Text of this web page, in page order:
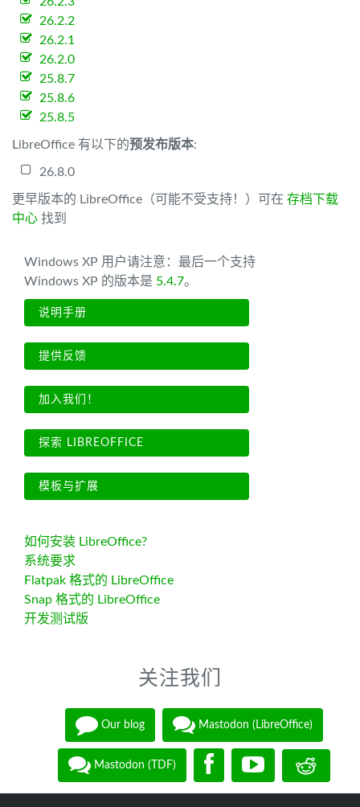
26.2.2
26.2.1
26.2.0
25.8.7
25.8.6
25.8.5
LibreOffice 有以下的预发布版本:
26.8.0
更早版本的 LibreOffice（可能不受支持！）可在 存档下载
中心 找到
Windows XP 用户请注意：最后一个支持
Windows XP 的版本是 5.4.7。
说明手册
提供反馈
加入我们！
探索 LIBREOFFICE
模板与扩展
如何安装 LibreOffice?
系统要求
Flatpak 格式的 LibreOffice
Snap 格式的 LibreOffice
开发测试版
关注我们
Our blog Mastodon (LibreOffice)
Mastodon (TDF)